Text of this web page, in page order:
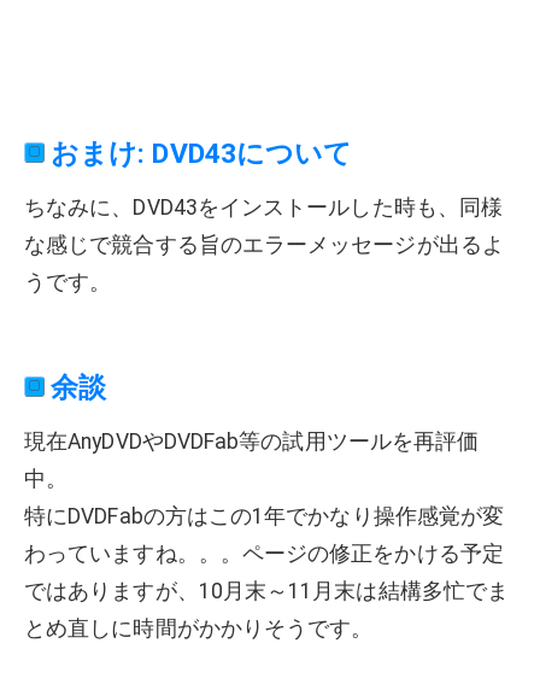
おまけ: DVD43について
ちなみに、DVD43をインストールした時も、同様
な感じで競合する旨のエラーメッセージが出るよ
うです。
余談
現在AnyDVDやDVDFab等の試用ツールを再評価
中。
特にDVDFabの方はこの1年でかなり操作感覚が変
わっていますね。。。ページの修正をかける予定
ではありますが、10月末～11月末は結構多忙でま
とめ直しに時間がかかりそうです。